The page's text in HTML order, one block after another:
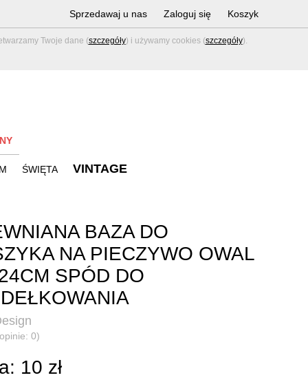
Twoje dane (szczegóły) i używamy cookies (szczegóły).
Sprzedawaj u nas Zaloguj się Koszyk
ŚWIĘTA VINTAGE
BAZA DO
NA PIECZYWO OWAL
SPÓD DO
0)
10 zł